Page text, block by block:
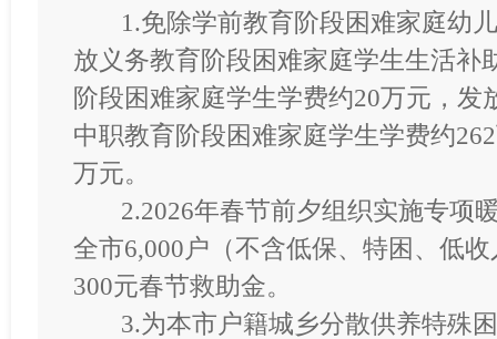
1.免除学前教育阶段困难家庭幼
放义务教育阶段困难家庭学生生活补
阶段困难家庭学生学费约20万元，发
中职教育阶段困难家庭学生学费约
万元。
2.2026年春节前夕组织实施专项
全市6,000户（不含低保、特困、低
300元春节救助金。
3.为本市户籍城乡分散供养特殊